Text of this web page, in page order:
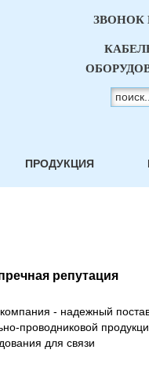
ЗВОНОК
ПРОДУКЦИЯ
репутация
- надежный
проводниковой
для связи